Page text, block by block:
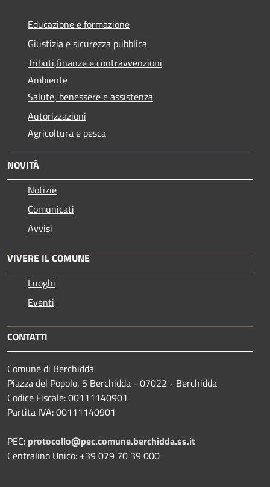
Educazione e formazione
Giustizia e sicurezza pubblica
Tributi,finanze e contravvenzioni
Ambiente
Salute, benessere e assistenza
Autorizzazioni
Agricoltura e pesca
NOVITÀ
Notizie
Comunicati
Avvisi
VIVERE IL COMUNE
Luoghi
Eventi
CONTATTI
Comune di Berchidda
Piazza del Popolo, 5 Berchidda - 07022 - Berchidda
Codice Fiscale: 00111140901
Partita IVA: 00111140901
PEC: protocollo@pec.comune.berchidda.ss.it
Centralino Unico: +39 079 70 39 000